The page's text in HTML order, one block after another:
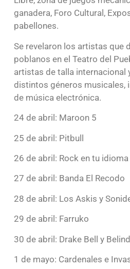
ganadera, Foro Cultural,
pabellones.
Se revelaron los artistas que
poblanos en el Teatro del
artistas de talla internacional
distintos géneros musicales,
de música electrónica.
24 de abril: Maroon 5
25 de abril: Pitbull
26 de abril: Rock en tu idioma
27 de abril: Banda El Recodo
28 de abril: Los Askis y
29 de abril: Farruko
30 de abril: Drake Bell y
1 de mayo: Cardenales e